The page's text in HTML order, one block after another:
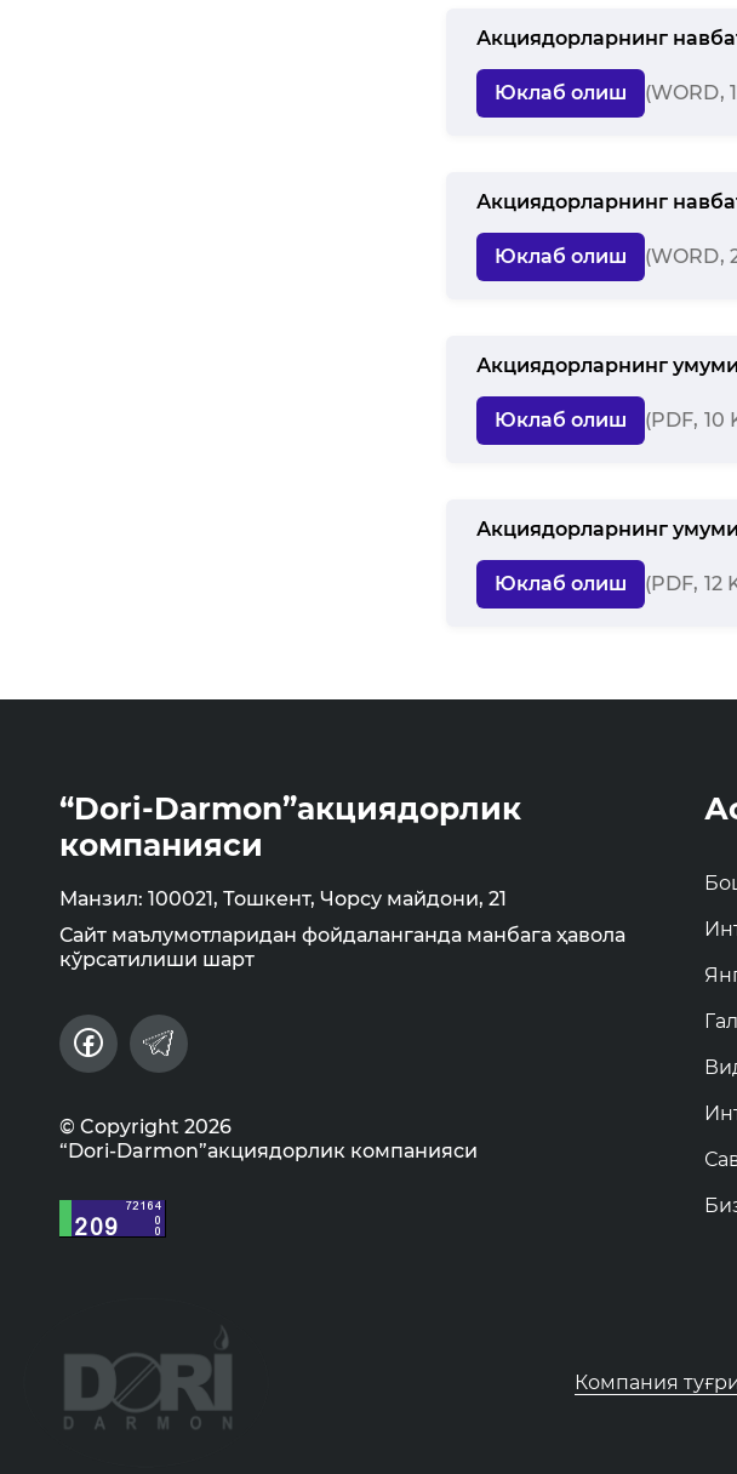
Акциядорларнинг
Юклаб олиш (WORD,
Акциядорларнинг
Юклаб олиш (WORD,
Акциядорларнинг
Юклаб олиш (PDF, 10
Акциядорларнинг
Юклаб олиш (PDF, 12
“Dori-Darmon”акциядорлик
компанияси
Манзил: 100021, Тошкент, Чорсу майдони, 21
Сайт маълумотларидан фойдаланганда манбага ҳавола
кўрсатилиши шарт
© Copyright 2026
“Dori-Darmon”акциядорлик компанияси
Компания